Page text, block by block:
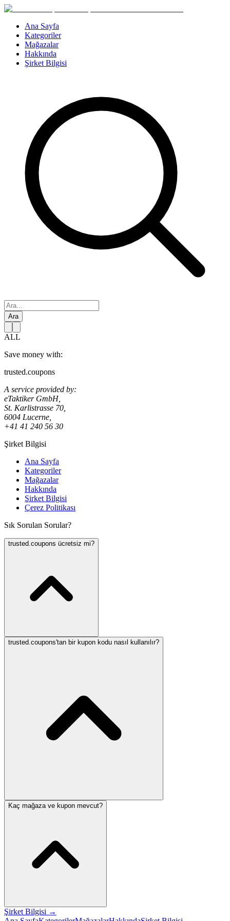
Ana Sayfa
Kategoriler
Mağazalar
Hakkında
Şirket Bilgisi
Ara
ALL
Save money with:
trusted.coupons
A service provided by:
eTaktiker GmbH,
St. Karlistrasse 70,
6004 Lucerne,
+41 41 240 56 30
Şirket Bilgisi
Ana Sayfa
Kategoriler
Mağazalar
Hakkında
Şirket Bilgisi
Çerez Politikası
Sık Sorulan Sorular?
trusted.coupons ücretsiz mi?
trusted.coupons'tan bir kupon kodu nasıl kullanılır?
Kaç mağaza ve kupon mevcut?
Şirket Bilgisi →